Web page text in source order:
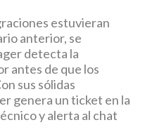
estuvieran
anterior, se
detecta la
antes de que los
sus sólidas
genera un ticket en la
y alerta al chat